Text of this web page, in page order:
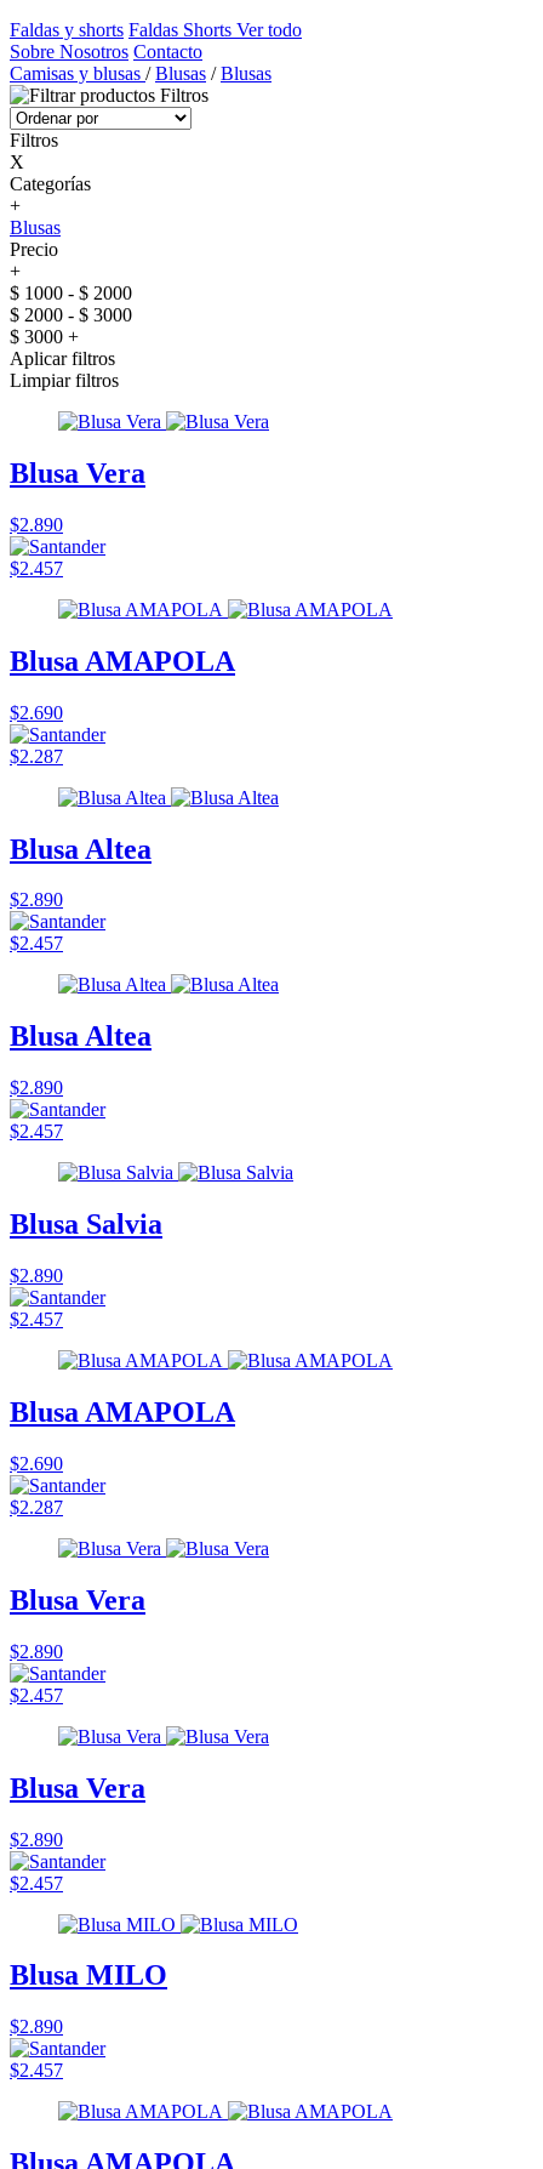
Faldas y shorts Faldas Shorts Ver todo
Sobre Nosotros Contacto
Camisas y blusas /Blusas /Blusas
Filtros
Filtros
X
Categorías
+
Blusas
Precio
+
$ 1000 - $ 2000
$ 2000 - $ 3000
$ 3000 +
Aplicar filtros
Limpiar filtros
Blusa Vera
$2.890
$2.457
Blusa AMAPOLA
$2.690
$2.287
Blusa Altea
$2.890
$2.457
Blusa Altea
$2.890
$2.457
Blusa Salvia
$2.890
$2.457
Blusa AMAPOLA
$2.690
$2.287
Blusa Vera
$2.890
$2.457
Blusa Vera
$2.890
$2.457
Blusa MILO
$2.890
$2.457